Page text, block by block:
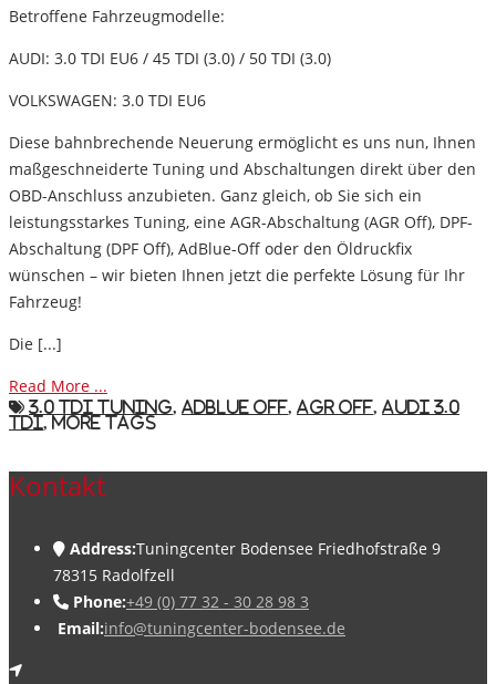
Betroffene Fahrzeugmodelle:
AUDI: 3.0 TDI EU6 / 45 TDI (3.0) / 50 TDI (3.0)
VOLKSWAGEN: 3.0 TDI EU6
Diese bahnbrechende Neuerung ermöglicht es uns nun, Ihnen
maßgeschneiderte Tuning und Abschaltungen direkt über den
OBD-Anschluss anzubieten. Ganz gleich, ob Sie sich ein
leistungsstarkes Tuning, eine AGR-Abschaltung (AGR Off), DPF-
Abschaltung (DPF Off), AdBlue-Off oder den Öldruckfix
wünschen – wir bieten Ihnen jetzt die perfekte Lösung für Ihr
Fahrzeug!
Die [...]
Read More ...
3.0 TDI Tuning AdBlue Off AGR Off Audi 3.0
TDI
More Tags
Kontakt
Address:Tuningcenter Bodensee Friedhofstraße 9
78315 Radolfzell
Phone:+49 (0) 77 32 - 30 28 98 3
Email:info@tuningcenter-bodensee.de